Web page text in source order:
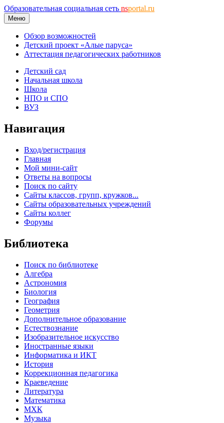
Образовательная социальная сеть nsportal.ru
Меню
Обзор возможностей
Детский проект «Алые паруса»
Аттестация педагогических работников
Детский сад
Начальная школа
Школа
НПО и СПО
ВУЗ
Навигация
Вход/регистрация
Главная
Мой мини-сайт
Ответы на вопросы
Поиск по сайту
Сайты классов, групп, кружков...
Сайты образовательных учреждений
Сайты коллег
Форумы
Библиотека
Поиск по библиотеке
Алгебра
Астрономия
Биология
География
Геометрия
Дополнительное образование
Естествознание
Изобразительное искусство
Иностранные языки
Информатика и ИКТ
История
Коррекционная педагогика
Краеведение
Литература
Математика
МХК
Музыка